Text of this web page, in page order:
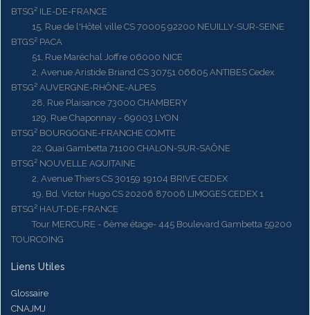
BTSG² ILE-DE-FRANCE
15, Rue de l'Hôtel ville CS 70005 92200 NEUILLY-SUR-SEINE
BTGS² PACA
51, Rue Maréchal Joffre 06000 NICE
2, Avenue Aristide Briand CS 30751 06605 ANTIBES Cedex
BTSG² AUVERGNE-RHÔNE-ALPES
28, Rue Plaisance 73000 CHAMBERY
129, Rue Chaponnay - 69003 LYON
BTSG² BOURGOGNE-FRANCHE COMTE
22, Quai Gambetta 71100 CHALON-SUR-SAÔNE
BTSG² NOUVELLE AQUITAINE
2, Avenue Thiers CS 30159 19104 BRIVE CEDEX
19, Bd. Victor Hugo CS 20206 87006 LIMOGES CEDEX 1
BTSG² HAUT-DE-FRANCE
Tour MERCURE - 6ème étage- 445 Boulevard Gambetta 59200
TOURCOING
Liens Utiles
Glossaire
CNAJMJ